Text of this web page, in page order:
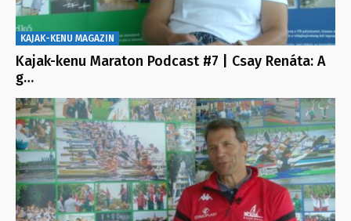
KAJAK-KENU MAGAZIN
Kajak-kenu Maraton Podcast #7 | Csay Renáta: A
g…